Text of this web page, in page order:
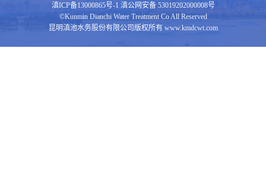
滇ICP备13000865号-1 滇公网安备 53019202000008号
©Kunmin Dianchi Water Treatment Co All Reserved
昆明滇池水务股份有限公司版权所有 www.kmdcwt.com